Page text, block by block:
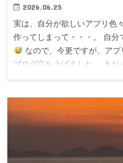
2026.06.25
実は、自分が欲しいアプリ色
作ってしまって・・・。 自分
なので、今更ですが、ア
ブログ立ち上げました。 まだ